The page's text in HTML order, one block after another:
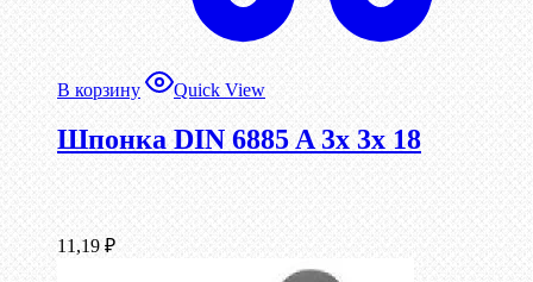
В корзину Quick View
Шпонка DIN 6885 A 3x 3x 18
11,19 ₽